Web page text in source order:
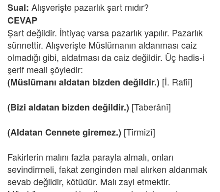
Sual: Alışverişte pazarlık şart mıdır?
CEVAP
Şart değildir. İhtiyaç varsa pazarlık yapılır. Pazarlık
sünnettir. Alışverişte Müslümanın aldanması caiz
olmadığı gibi, aldatması da caiz değildir. Üç hadis-i
şerif meali şöyledir:
(Müslümanı aldatan bizden değildir.) [İ. Rafiî]
(Bizi aldatan bizden değildir.) [Taberânî]
(Aldatan Cennete giremez.) [Tirmizî]
Fakirlerin malını fazla parayla almalı, onları
sevindirmeli, fakat zenginden mal alırken aldanmak
sevab değildir, kötüdür. Malı zayi etmektir.